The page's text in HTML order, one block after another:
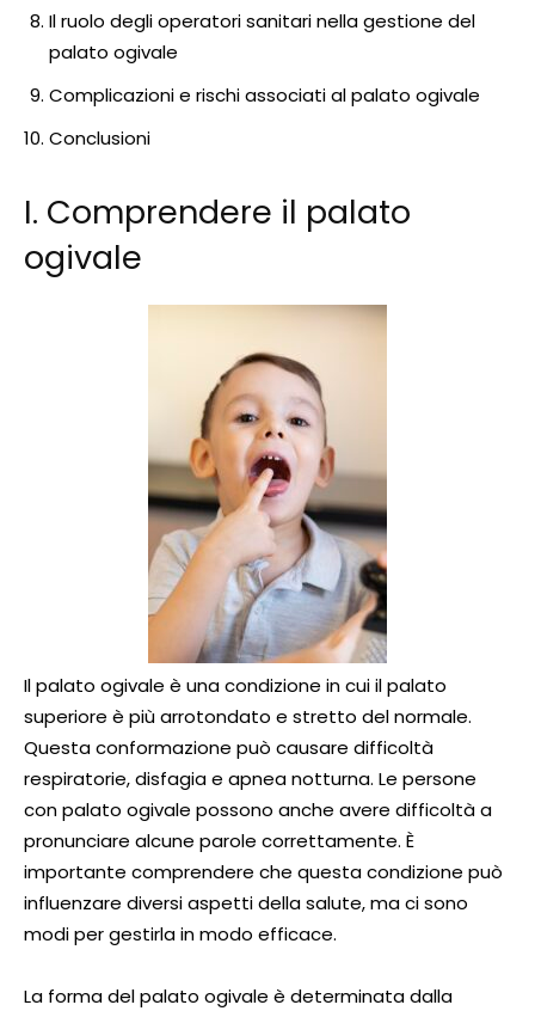
Il ruolo degli operatori sanitari nella gestione del
palato ogivale
Complicazioni e rischi associati al palato ogivale
Conclusioni
I. Comprendere il palato
ogivale
Il palato ogivale è una condizione in cui il palato
superiore è più arrotondato e stretto del normale.
Questa conformazione può causare difficoltà
respiratorie, disfagia e apnea notturna. Le persone
con palato ogivale possono anche avere difficoltà a
pronunciare alcune parole correttamente. È
importante comprendere che questa condizione può
influenzare diversi aspetti della salute, ma ci sono
modi per gestirla in modo efficace.
La forma del palato ogivale è determinata dalla